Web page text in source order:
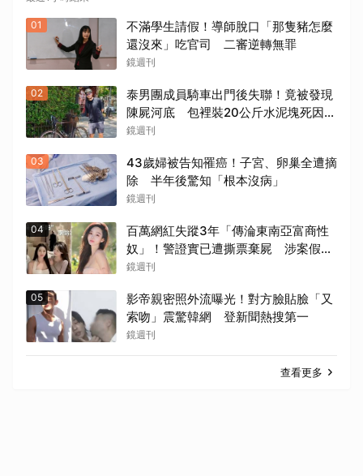
01
不滿學生請假！導師脫口「那隻豬怎麼
還沒來」吃官司 二審逆轉無罪
鏡週刊
02
泰男團成員騎車出門後失聯！竟被發現
陳屍河底 包裡裝20公斤水泥塊死因成
謎
鏡週刊
03
43歲婦被告知罹癌！子宮、卵巢全遭摘
除 半年後驚知「根本沒病」
鏡週刊
04
百萬網紅失蹤3年「傳淪東南亞富商性
奴」！警證實已遭撕票棄屍 涉案假閨
密近況曝光
鏡週刊
05
影帝親密照外流曝光！對方臉貼臉「又
索吻」震驚韓網 登新聞熱搜第一
鏡週刊
查看更多